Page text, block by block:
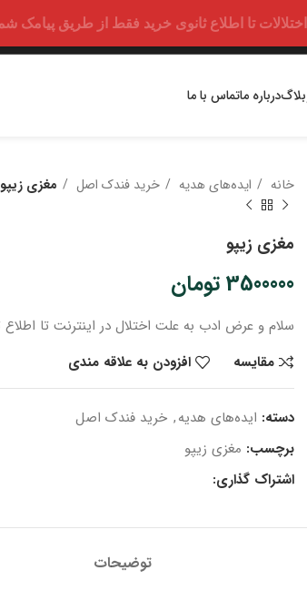
ثانوی خرید فقط از طریق پیامک شماره 09352200077 امکان
درباره ماتماس با ما
خانه ایده‌های هدیه خرید فندک اصل مغزی زیپو
مغزی زیپو
3500000 تومان
سلام و عرض ادب به علت اختلال در اینترنتتا
مقایسه
افزودن به علاقه مندی
دسته: ایده‌های هدیه, خرید فندک اصل
برچسب: مغزی زیپو
اشتراک گذاری:
توضیحات